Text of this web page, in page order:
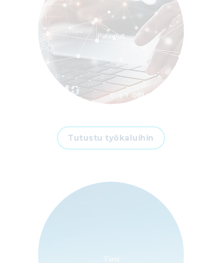
Palvelut
Tutustu työkaluihin
Tiimi